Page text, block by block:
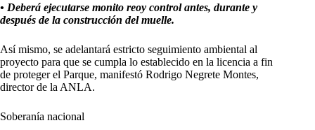
• Deberá ejecutarse monito reoy control antes, durante y
después de la construcción del muelle.
Así mismo, se adelantará estricto seguimiento ambiental al
proyecto para que se cumpla lo establecido en la licencia a fin
de proteger el Parque, manifestó Rodrigo Negrete Montes,
director de la ANLA.
Soberanía nacional